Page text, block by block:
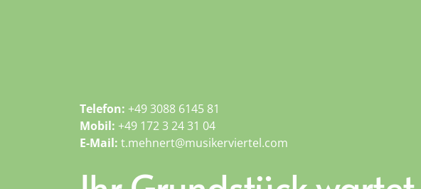
Telefon: +49 3088 6145 81
Mobil: +49 172 3 24 31 04
E-Mail: t.mehnert@musikerviertel.com